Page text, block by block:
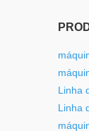
Linha
Linha